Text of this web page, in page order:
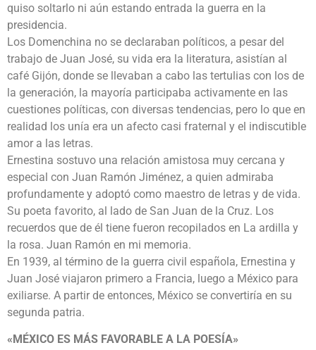
quiso soltarlo ni aún estando entrada la guerra en la
presidencia.
Los Domenchina no se declaraban políticos, a pesar del
trabajo de Juan José, su vida era la literatura, asistían al
café Gijón, donde se llevaban a cabo las tertulias con los de
la generación, la mayoría participaba activamente en las
cuestiones políticas, con diversas tendencias, pero lo que en
realidad los unía era un afecto casi fraternal y el indiscutible
amor a las letras.
Ernestina sostuvo una relación amistosa muy cercana y
especial con Juan Ramón Jiménez, a quien admiraba
profundamente y adoptó como maestro de letras y de vida.
Su poeta favorito, al lado de San Juan de la Cruz. Los
recuerdos que de él tiene fueron recopilados en La ardilla y
la rosa. Juan Ramón en mi memoria.
En 1939, al término de la guerra civil española, Ernestina y
Juan José viajaron primero a Francia, luego a México para
exiliarse. A partir de entonces, México se convertiría en su
segunda patria.
«MÉXICO ES MÁS FAVORABLE A LA POESÍA»